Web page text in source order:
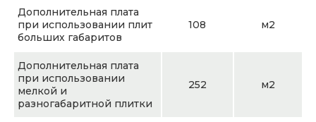
Дополнительная плата
при использовании плит
больших габаритов
108 м2
Дополнительная плата
при использовании
мелкой и
разногабаритной плитки
252 м2